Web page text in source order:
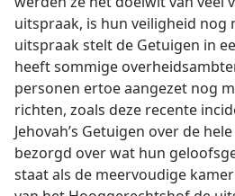
uitspraak, is hun veiligheid nog
uitspraak stelt de Getuigen in
heeft sommige
personen ertoe aangezet nog
richten, zoals deze recente
Jehovah’s Getuigen over de
bezorgd over wat hun
staat als de meervoudige